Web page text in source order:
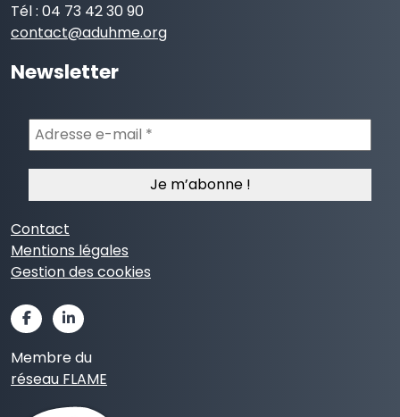
Tél : 04 73 42 30 90
contact@aduhme.org
Newsletter
Adresse
e-
mail
Contact
Mentions légales
Gestion des cookies
Membre du
réseau FLAME